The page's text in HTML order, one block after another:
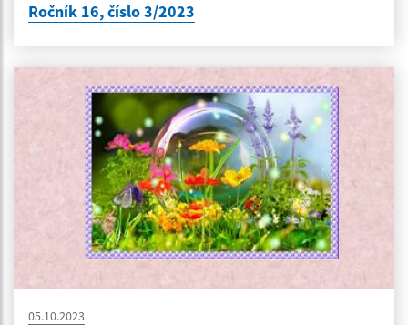
Ročník 16, číslo 3/2023
05.10.2023